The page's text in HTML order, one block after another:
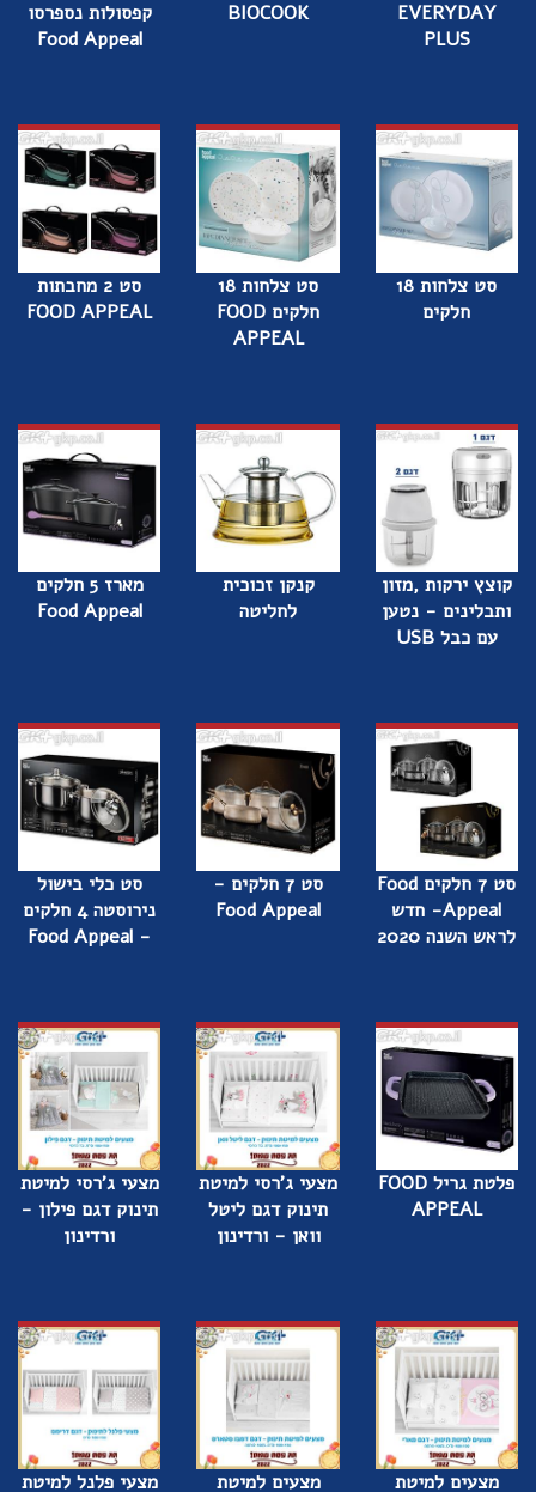
EVERYDAY
PLUS
BIOCOOK
קפסולות נספרסו
Food Appeal
סט צלחות 18
חלקים
סט צלחות 18
חלקים FOOD
APPEAL
סט 2 מחבתות
FOOD APPEAL
קוצץ ירקות ,מזון
ותבלינים - נטען
עם כבל USB
קנקן זכוכית
לחליטה
מארז 5 חלקים
Food Appeal
סט 7 חלקים Food
Appeal- חדש
לראש השנה 2020
סט 7 חלקים -
Food Appeal
סט כלי בישול
נירוסטה 4 חלקים
- Food Appeal
פלטת גריל FOOD
APPEAL
מצעי ג'רסי למיטת
תינוק דגם ליטל
וואן - ורדינון
מצעי ג'רסי למיטת
תינוק דגם פילון -
ורדינון
מצעים למיטת
מצעים למיטת
מצעי פלנל למיטת